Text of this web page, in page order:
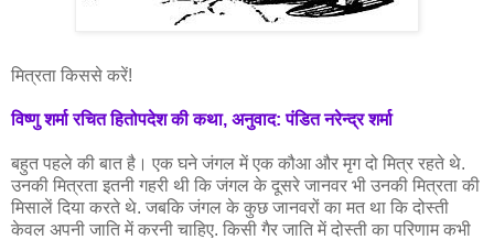
मित्रता किससे करें!
विष्णु शर्मा रचित हितोपदेश की कथा, अनुवाद: पंडित नरेन्द्र शर्मा
बहुत पहले की बात है। एक घने जंगल में एक कौआ और मृग दो मित्र रहते थे.
उनकी मित्रता इतनी गहरी थी कि जंगल के दूसरे जानवर भी उनकी मित्रता की
मिसालें दिया करते थे. जबकि जंगल के कुछ जानवरों का मत था कि दोस्ती
केवल अपनी जाति में करनी चाहिए. किसी गैर जाति में दोस्ती का परिणाम कभी